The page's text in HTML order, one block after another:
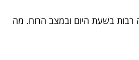
רבות בשעת היום ובמצב הרוח. מה